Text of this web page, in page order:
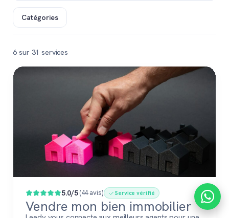
Catégories
6 sur 31 services
Populaire
5.0/5(44 avis) Service vérifié
Vendre mon bien immobilier